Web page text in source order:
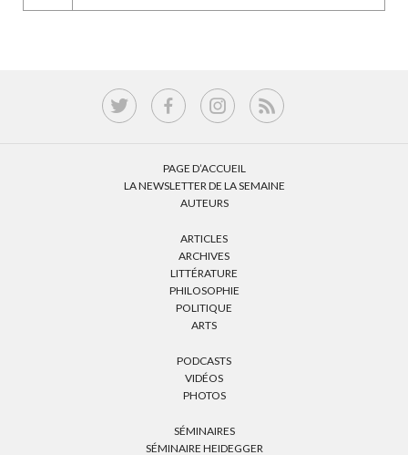
PAGE D’ACCUEIL
LA NEWSLETTER DE LA SEMAINE
AUTEURS
ARTICLES
ARCHIVES
LITTÉRATURE
PHILOSOPHIE
POLITIQUE
ARTS
PODCASTS
VIDÉOS
PHOTOS
SÉMINAIRES
SÉMINAIRE HEIDEGGER